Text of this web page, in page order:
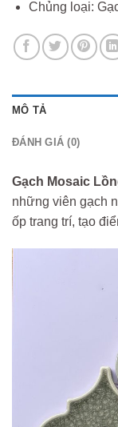
Chủng loại:
MÔ TẢ
ĐÁNH GIÁ (0)
Gạch Mosaic
những viên gạch
ốp trang trí, tạo